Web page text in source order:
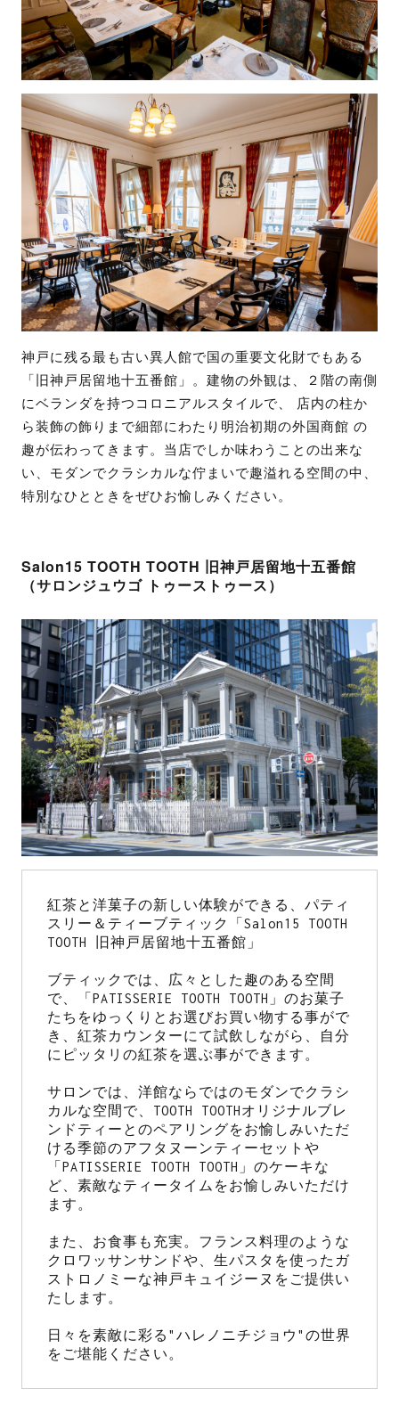
神戸に残る最も古い異人館で国の重要文化財でもある
「旧神戸居留地十五番館」。建物の外観は、２階の南側
にベランダを持つコロニアルスタイルで、 店内の柱か
ら装飾の飾りまで細部にわたり明治初期の外国商館 の
趣が伝わってきます。当店でしか味わうことの出来な
い、モダンでクラシカルな佇まいで趣溢れる空間の中、
特別なひとときをぜひお愉しみください。
Salon15 TOOTH TOOTH 旧神戸居留地十五番館
（サロンジュウゴ トゥーストゥース）
紅茶と洋菓子の新しい体験ができる、パティ
スリー＆ティーブティック「Salon15 TOOTH
TOOTH 旧神戸居留地十五番館」
ブティックでは、広々とした趣のある空間
で、「PATISSERIE TOOTH TOOTH」のお菓子
たちをゆっくりとお選びお買い物する事がで
き、紅茶カウンターにて試飲しながら、自分
にピッタリの紅茶を選ぶ事ができます。
サロンでは、洋館ならではのモダンでクラシ
カルな空間で、TOOTH TOOTHオリジナルブレ
ンドティーとのペアリングをお愉しみいただ
ける季節のアフタヌーンティーセットや
「PATISSERIE TOOTH TOOTH」のケーキな
ど、素敵なティータイムをお愉しみいただけ
ます。
また、お食事も充実。フランス料理のような
クロワッサンサンドや、生パスタを使ったガ
ストロノミーな神戸キュイジーヌをご提供い
たします。
日々を素敵に彩る"ハレノニチジョウ"の世界
をご堪能ください。